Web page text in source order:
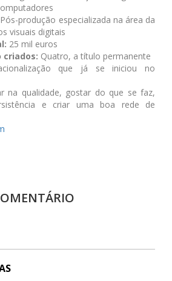
Pós-produção especializada na área da
visuais digitais
25 mil euros
criados: Quatro, a título permanente
que já se iniciou no
na qualidade, gostar do que se faz,
e criar uma boa rede de